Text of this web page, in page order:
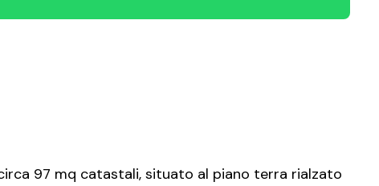
97 mq catastali, situato al piano terra rialzato